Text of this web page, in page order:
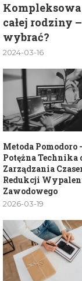
całej rodziny
wybrać?
2024-03-16
Metoda Pomodoro
Potężna Technika
Zarządzania
Redukcji
Zawodowego
2026-03-19